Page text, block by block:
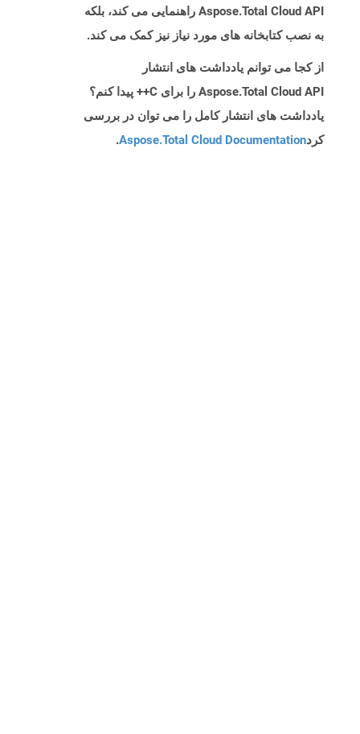
Aspose.Total Cloud API راهنمایی می کند، بلکه
به نصب کتابخانه های مورد نیاز نیز کمک می کند.
از کجا می توانم یادداشت های انتشار
Aspose.Total Cloud API را برای C++ پیدا کنم؟
یادداشت های انتشار کامل را می توان در بررسی
کردAspose.Total Cloud Documentation
.